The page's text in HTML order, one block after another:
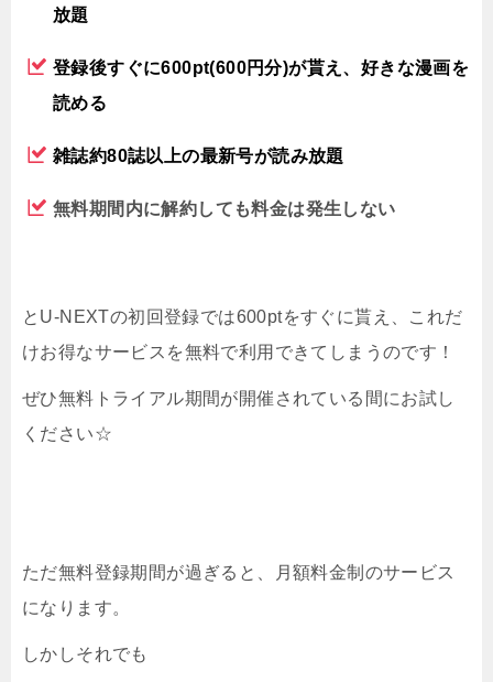
放題
登録後すぐに600pt(600円分)が貰え、好きな漫画を
読める
雑誌約80誌以上の最新号が読み放題
無料期間内に解約しても料金は発生しない
とU-NEXTの初回登録では600ptをすぐに貰え、これだ
けお得なサービスを無料で利用できてしまうのです！
ぜひ無料トライアル期間が開催されている間にお試し
ください☆
ただ無料登録期間が過ぎると、月額料金制のサービス
になります。
しかしそれでも